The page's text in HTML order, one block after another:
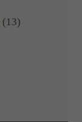
(13)